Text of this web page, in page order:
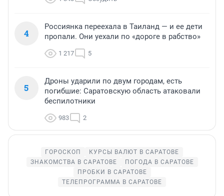
4
Россиянка переехала в Таиланд — и ее дети
пропали. Они уехали по «дороге в рабство»
1 217 5
5
Дроны ударили по двум городам, есть
погибшие: Саратовскую область атаковали
беспилотники
983 2
ГОРОСКОП
КУРСЫ ВАЛЮТ В САРАТОВЕ
ЗНАКОМСТВА В САРАТОВЕ
ПОГОДА В САРАТОВЕ
ПРОБКИ В САРАТОВЕ
ТЕЛЕПРОГРАММА В САРАТОВЕ